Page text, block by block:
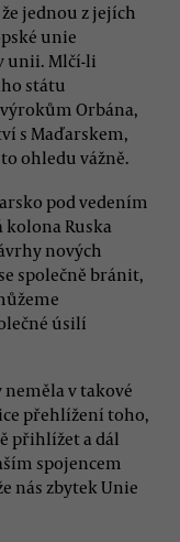
jednou z jejích
unie
unii. Mlčí-li
státu
Orbána,
s Maďarskem,
ohledu vážně.
pod vedením
kolona Ruska
nových
společně bránit,
úsilí
neměla v takové
přehlížení toho,
přihlížet a dál
spojencem
nás zbytek Unie